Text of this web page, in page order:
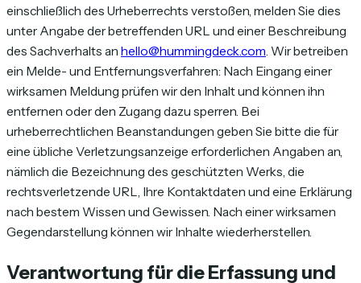
einschließlich des Urheberrechts verstoßen, melden Sie dies
unter Angabe der betreffenden URL und einer Beschreibung
des Sachverhalts an hello@hummingdeck.com . Wir betreiben
ein Melde- und Entfernungsverfahren: Nach Eingang einer
wirksamen Meldung prüfen wir den Inhalt und können ihn
entfernen oder den Zugang dazu sperren. Bei
urheberrechtlichen Beanstandungen geben Sie bitte die für
eine übliche Verletzungsanzeige erforderlichen Angaben an,
nämlich die Bezeichnung des geschützten Werks, die
rechtsverletzende URL, Ihre Kontaktdaten und eine Erklärung
nach bestem Wissen und Gewissen. Nach einer wirksamen
Gegendarstellung können wir Inhalte wiederherstellen.
Verantwortung für die Erfassung und